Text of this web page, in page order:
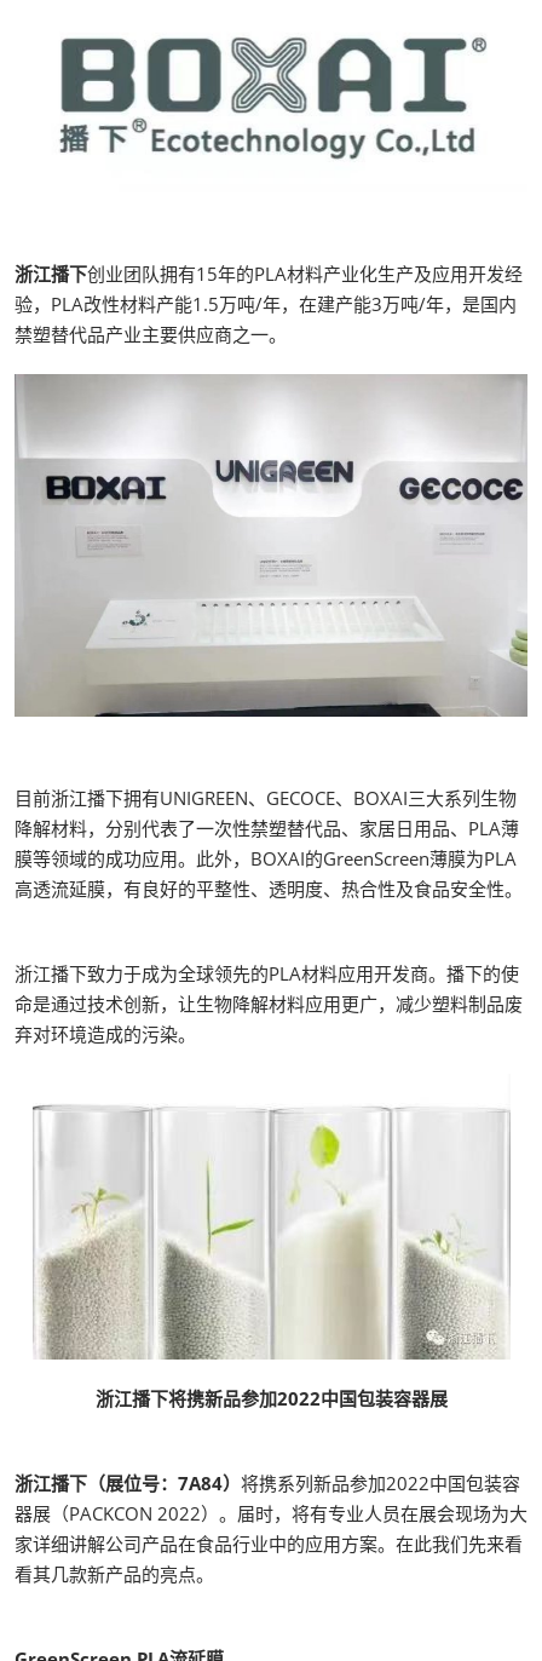
浙江播下创业团队拥有15年的PLA材料产业化生产及应用开发经
验，PLA改性材料产能1.5万吨/年，在建产能3万吨/年，是国内
禁塑替代品产业主要供应商之一。
目前浙江播下拥有UNIGREEN、GECOCE、BOXAI三大系列生物
降解材料，分别代表了一次性禁塑替代品、家居日用品、PLA薄
膜等领域的成功应用。此外，BOXAI的GreenScreen薄膜为PLA
高透流延膜，有良好的平整性、透明度、热合性及食品安全性。
浙江播下致力于成为全球领先的PLA材料应用开发商。播下的使
命是通过技术创新，让生物降解材料应用更广，减少塑料制品废
弃对环境造成的污染。
浙江播下将携新品参加2022中国包装容器展
浙江播下（展位号：7A84） 将携系列新品参加2022中国包装容
器展（PACKCON 2022）。届时，将有专业人员在展会现场为大
家详细讲解公司产品在食品行业中的应用方案。在此我们先来看
看其几款新产品的亮点。